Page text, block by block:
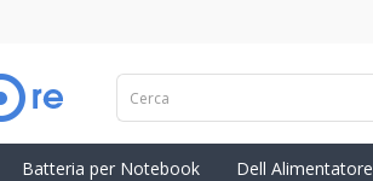
Batteria per Notebook Dell Alimentatore